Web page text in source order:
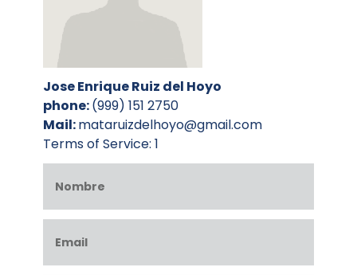
Jose Enrique Ruiz del Hoyo
phone:(999) 151 2750
Mail:mataruizdelhoyo@gmail.com
Terms of Service: 1